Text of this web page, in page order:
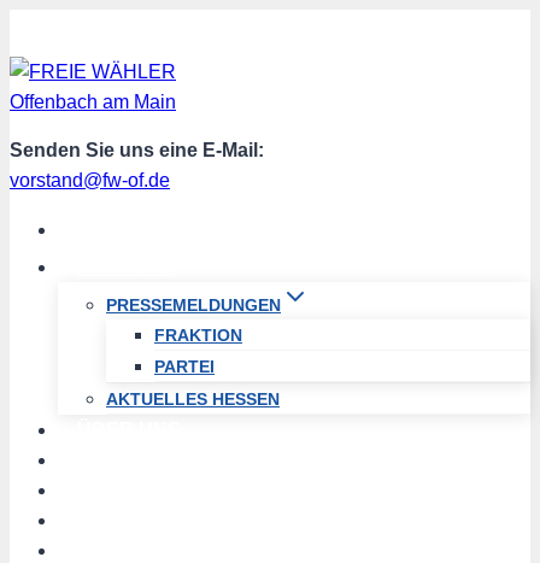
Inhalt
springen
Senden Sie uns eine E-Mail:
vorstand@fw-of.de
PRESSEMELDUNGEN
FRAKTION
PARTEI
AKTUELLES HESSEN